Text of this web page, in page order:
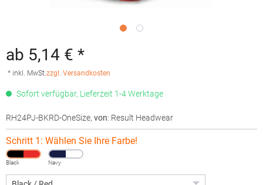
ab 5,14 € *
* inkl. MwSt.zzgl. Versandkosten
Sofort verfügbar, Lieferzeit 1-4 Werktage
RH24PJ-BKRD-OneSize, von: Result Headwear
Schritt 1: Wählen Sie Ihre Farbe!
Black Navy